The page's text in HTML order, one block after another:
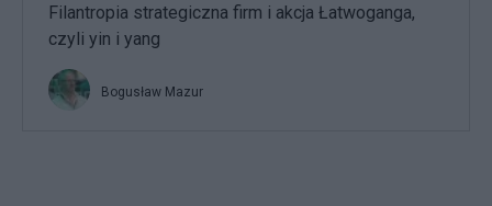
Filantropia strategiczna firm i akcja Łatwoganga,
czyli yin i yang
Bogusław Mazur